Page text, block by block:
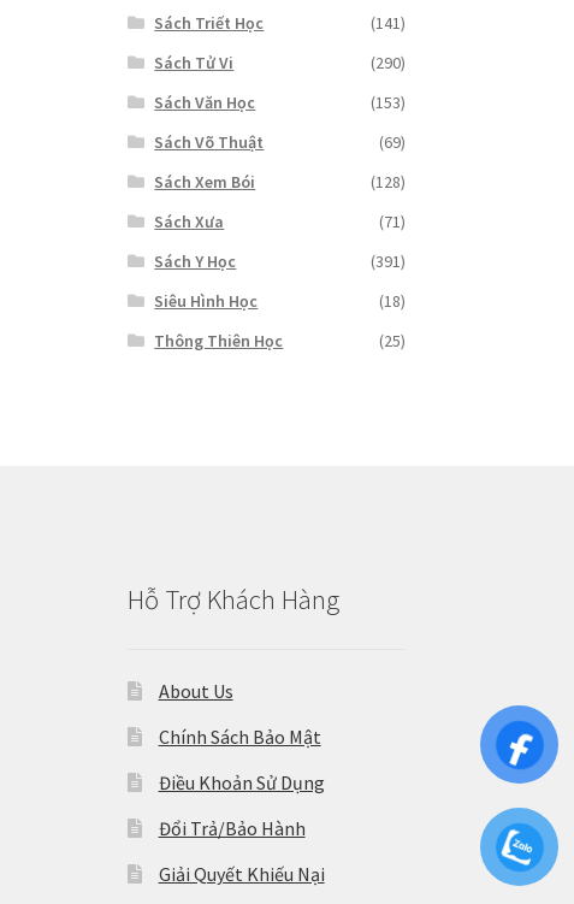
Sách Triết Học
(141)
Sách Tử Vi
(290)
Sách Văn Học
(153)
Sách Võ Thuật
(69)
Sách Xem Bói
(128)
Sách Xưa
(71)
Sách Y Học
(391)
Siêu Hình Học
(18)
Thông Thiên Học
(25)
Hỗ Trợ Khách Hàng
About Us
Chính Sách Bảo Mật
Điều Khoản Sử Dụng
Đổi Trả/Bảo Hành
Giải Quyết Khiếu Nại